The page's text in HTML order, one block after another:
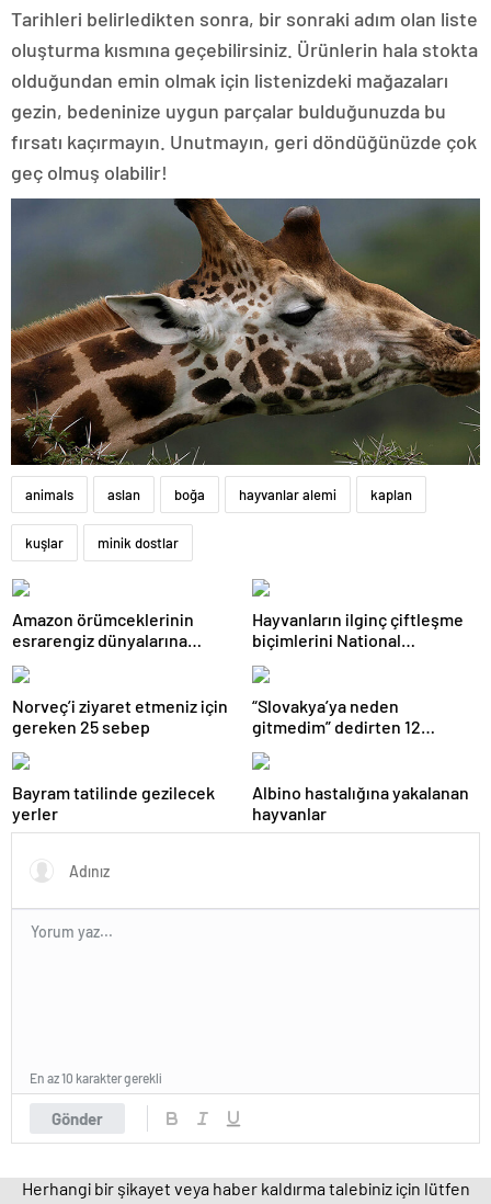
Tarihleri belirledikten sonra, bir sonraki adım olan liste
oluşturma kısmına geçebilirsiniz. Ürünlerin hala stokta
olduğundan emin olmak için listenizdeki mağazaları
gezin, bedeninize uygun parçalar bulduğunuzda bu
fırsatı kaçırmayın. Unutmayın, geri döndüğünüzde çok
geç olmuş olabilir!
animals aslan boğa hayvanlar alemi kaplan
kuşlar minik dostlar
Amazon örümceklerinin
esrarengiz dünyalarına
Hayvanların ilginç çiftleşme
biçimlerini National
Norveç’i ziyaret etmeniz için
gereken 25 sebep
“Slovakya’ya neden
gitmedim” dedirten 12
Bayram tatilinde gezilecek
yerler
Albino hastalığına yakalanan
hayvanlar
Gönder
En az 10 karakter gerekli
Herhangi bir şikayet veya haber kaldırma talebiniz için lütfen